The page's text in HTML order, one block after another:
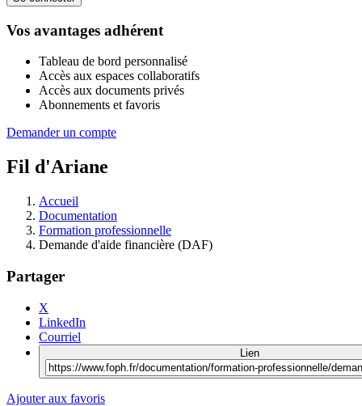
Vos avantages adhérent
Tableau de bord personnalisé
Accès aux espaces collaboratifs
Accès aux documents privés
Abonnements et favoris
Demander un compte
Fil d'Ariane
Accueil
Documentation
Formation professionnelle
Demande d'aide financière (DAF)
Partager
X
LinkedIn
Courriel
Lien
Ajouter aux favoris